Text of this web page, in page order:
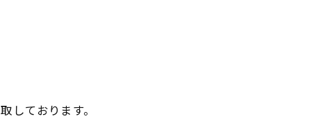
しております。